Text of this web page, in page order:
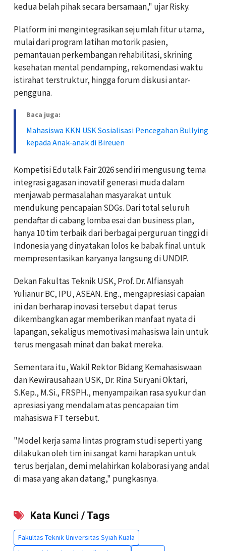
kedua belah pihak secara bersamaan," ujar Risky.
Platform ini mengintegrasikan sejumlah fitur utama,
mulai dari program latihan motorik pasien,
pemantauan perkembangan rehabilitasi, skrining
kesehatan mental pendamping, rekomendasi waktu
istirahat terstruktur, hingga forum diskusi antar-
pengguna.
Baca juga:
Mahasiswa KKN USK Sosialisasi Pencegahan Bullying
kepada Anak-anak di Bireuen
Kompetisi Edutalk Fair 2026 sendiri mengusung tema
integrasi gagasan inovatif generasi muda dalam
menjawab permasalahan masyarakat untuk
mendukung pencapaian SDGs. Dari total seluruh
pendaftar di cabang lomba esai dan business plan,
hanya 10 tim terbaik dari berbagai perguruan tinggi di
Indonesia yang dinyatakan lolos ke babak final untuk
mempresentasikan karyanya langsung di UNDIP.
Dekan Fakultas Teknik USK, Prof. Dr. Alfiansyah
Yulianur BC, IPU, ASEAN. Eng., mengapresiasi capaian
ini dan berharap inovasi tersebut dapat terus
dikembangkan agar memberikan manfaat nyata di
lapangan, sekaligus memotivasi mahasiswa lain untuk
terus mengasah minat dan bakat mereka.
Sementara itu, Wakil Rektor Bidang Kemahasiswaan
dan Kewirausahaan USK, Dr. Rina Suryani Oktari,
S.Kep., M.Si., FRSPH., menyampaikan rasa syukur dan
apresiasi yang mendalam atas pencapaian tim
mahasiswa FT tersebut.
"Model kerja sama lintas program studi seperti yang
dilakukan oleh tim ini sangat kami harapkan untuk
terus berjalan, demi melahirkan kolaborasi yang andal
di masa yang akan datang," pungkasnya.
Kata Kunci / Tags
Fakultas Teknik Universitas Syiah Kuala